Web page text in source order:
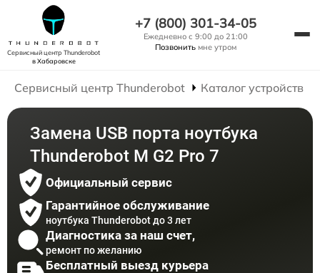
Сервисный центр Thunderobot
в Хабаровске
+7 (800) 301-34-05
Ежедневно с 9:00 до 21:00
Позвонить мне утром
Сервисный центр Thunderobot Каталог устройств
Замена USB порта ноутбука
Thunderobot M G2 Pro 7
Официальный сервис
Гарантийное обслуживание
ноутбука Thunderobot до 3 лет
Диагностика за наш счет,
ремонт по желанию
Бесплатный выезд курьера